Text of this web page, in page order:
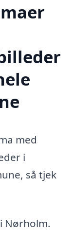
med
i
så tjek
Nørholm.